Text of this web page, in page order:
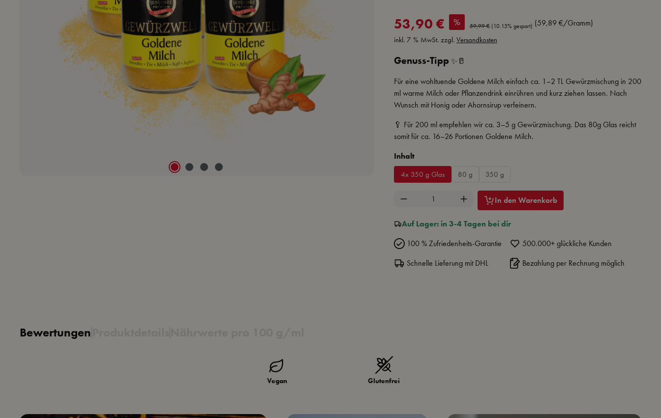
Verkaufspreis:
53,90 € % Regulärer Preis:
59,99 € (10.15% gespart) (59,89 €/Gramm)
inkl. 7 % MwSt. zzgl. Versandkosten
Genuss-Tipp✨🥛
Für eine wohltuende Goldene Milch einfach ca. 1–2 TL Gewürzmischung in 200
ml warme Milch oder Pflanzendrink einrühren und kurz ziehen lassen. Nach
Wunsch mit Honig oder Ahornsirup verfeinern.
🥄 Für 200 ml empfehlen wir ca. 3–5 g Gewürzmischung. Das 80g Glas reicht
somit für ca. 16–26 Portionen Goldene Milch.
Inhaltauswählen
4x 350 g Glas 80 g 350 g
Produkt Anzahl: Gib den gewünschten Wert ein oder
In den Warenkorb
Auf Lager: in 3-4 Tagen bei dir
100 % Zufriedenheits-Garantie
Schnelle Lieferung mit DHL
500.000+ glückliche Kunden
Bezahlung per Rechnung möglich
Bewertungen
Vegan Glutenfrei